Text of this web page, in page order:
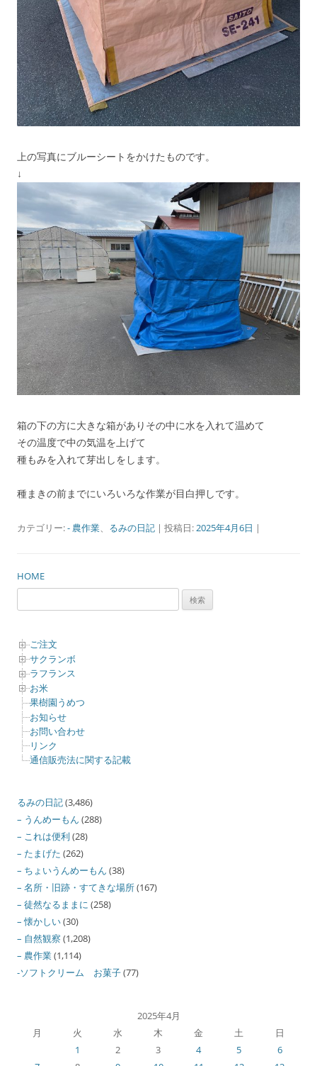
上の写真にブルーシートをかけたものです。
↓
箱の下の方に大きな箱がありその中に水を入れて温めて
その温度で中の気温を上げて
種もみを入れて芽出しをします。
種まきの前までにいろいろな作業が目白押しです。
カテゴリー:- 農作業、 るみの日記 | 投稿日:2025年4月6日 |
HOME
検
ご注文
サクランボ
ラフランス
お米
果樹園うめつ
お知らせ
お問い合わせ
リンク
通信販売法に関する記載
るみの日記(3,486)
– うんめーもん (288)
– これは便利 (28)
– たまげた (262)
– ちょいうんめーもん (38)
– 名所・旧跡・すてきな場所(167)
– 徒然なるままに (258)
– 懐かしい(30)
– 自然観察 (1,208)
– 農作業(1,114)
-ソフトクリーム お菓子(77)
2025年4月
月
火 水 木 金 土
日
1
2 3 4 5
6